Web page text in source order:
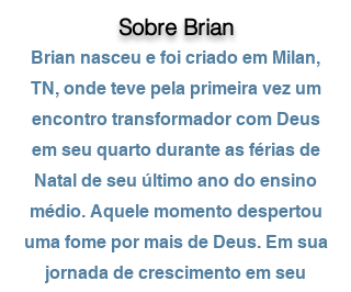
Sobre Brian
Brian nasceu e foi criado em Milan,
TN, onde teve pela primeira vez um
encontro transformador com Deus
em seu quarto durante as férias de
Natal de seu último ano do ensino
médio. Aquele momento despertou
uma fome por mais de Deus. Em sua
jornada de crescimento em seu